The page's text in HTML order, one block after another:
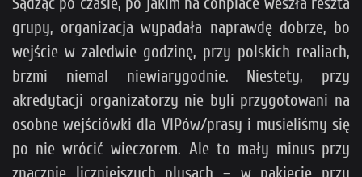
grupy, organizacja wypadała naprawdę dobrze, bo
wejście w zaledwie godzinę, przy polskich realiach,
brzmi niemal niewiarygodnie. Niestety, przy
akredytacji organizatorzy nie byli przygotowani na
osobne wejściówki dla VIPów/prasy i musieliśmy się
po nie wrócić wieczorem. Ale to mały minus przy
znacznie liczniejszych plusach – w pakiecie przy